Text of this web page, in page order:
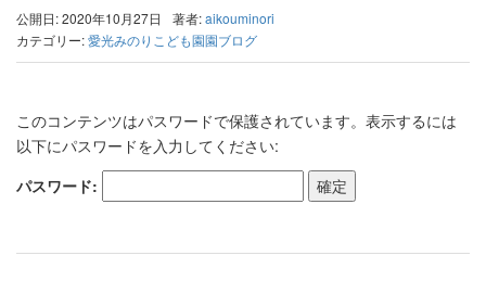
公開日: 2020年10月27日 著者:aikouminori
カテゴリー:愛光みのりこども園園ブログ
このコンテンツはパスワードで保護されています。表示するには
以下にパスワードを入力してください:
パスワード: